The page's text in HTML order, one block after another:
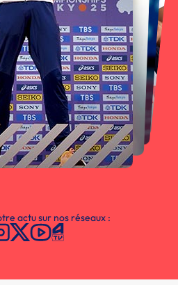
actu sur nos réseaux :